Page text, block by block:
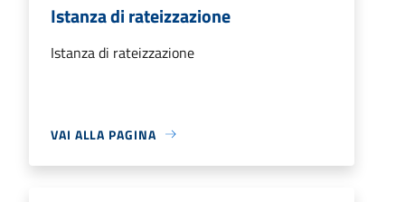
Istanza di rateizzazione
Istanza di rateizzazione
VAI ALLA PAGINA